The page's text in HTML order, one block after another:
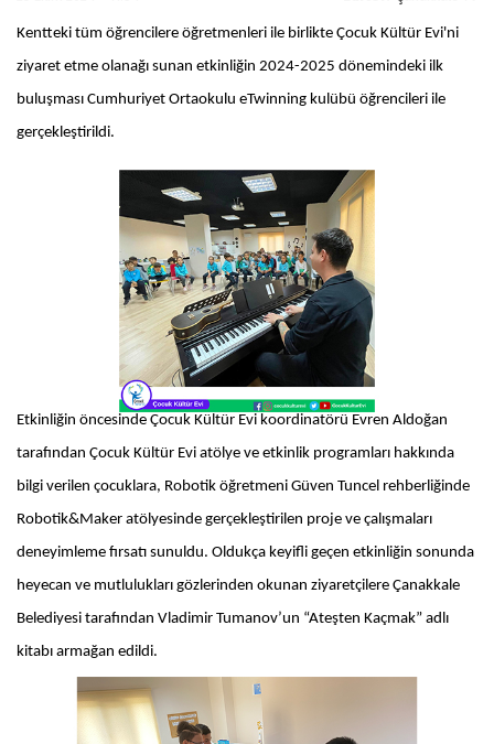
Kentteki tüm öğrencilere öğretmenleri ile birlikte Çocuk Kültür Evi'ni
ziyaret etme olanağı sunan etkinliğin 2024-2025 dönemindeki ilk
buluşması Cumhuriyet Ortaokulu eTwinning kulübü öğrencileri ile
gerçekleştirildi.
Etkinliğin öncesinde Çocuk Kültür Evi koordinatörü Evren Aldoğan
tarafından Çocuk Kültür Evi atölye ve etkinlik programları hakkında
bilgi verilen çocuklara, Robotik öğretmeni Güven Tuncel rehberliğinde
Robotik&Maker atölyesinde gerçekleştirilen proje ve çalışmaları
deneyimleme fırsatı sunuldu. Oldukça keyifli geçen etkinliğin sonunda
heyecan ve mutlulukları gözlerinden okunan ziyaretçilere Çanakkale
Belediyesi tarafından Vladimir Tumanov’un “Ateşten Kaçmak” adlı
kitabı armağan edildi.